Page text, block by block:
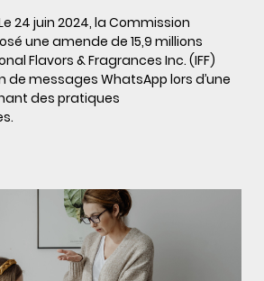
24 juin 2024, la Commission
une amende de 15,9 millions
Flavors & Fragrances Inc. (IFF)
de messages WhatsApp lors d’une
des pratiques